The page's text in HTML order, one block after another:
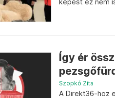
képest ez nem
Így ér
Szopkó Zita
A Direkt36-hoz